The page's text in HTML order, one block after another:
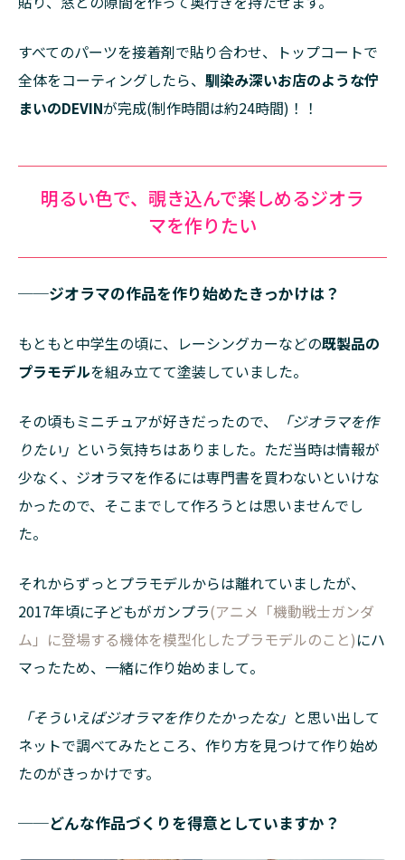
すべてのパーツを接着剤で貼り合わせ、トップコートで
全体をコーティングしたら、 馴染み深いお店のような佇
まいのDEVINが完成(制作時間は約24時間)！！
明るい色で、覗き込んで楽しめるジオラ
マを作りたい
──ジオラマの作品を作り始めたきっかけは？
もともと中学生の頃に、レーシングカーなどの既製品の
プラモデルを組み立てて塗装していました。
その頃もミニチュアが好きだったので、
「ジオラマを作
りたい」 という気持ちはありました。ただ当時は情報が
少なく、ジオラマを作るには専門書を買わないといけな
かったので、そこまでして作ろうとは思いませんでし
た。
それからずっとプラモデルからは離れていましたが、
2017年頃に子どもがガンプラ(アニメ「機動戦士ガンダ
ム」に登場する機体を模型化したプラモデルのこと)にハ
マったため、一緒に作り始めまして。
「そういえばジオラマを作りたかったな」 と思い出して
ネットで調べてみたところ、作り方を見つけて作り始め
たのがきっかけです。
──どんな作品づくりを得意としていますか？